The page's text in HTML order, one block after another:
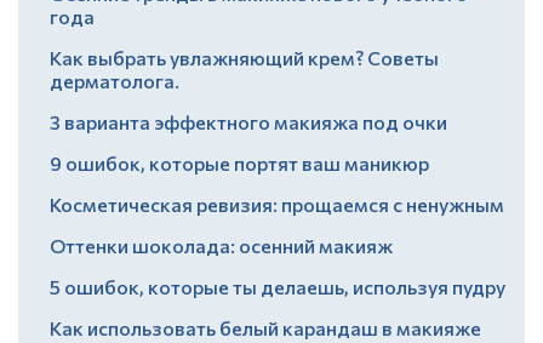
года
Как выбрать увлажняющий крем? Советы
дерматолога.
3 варианта эффектного макияжа под очки
9 ошибок, которые портят ваш маникюр
Косметическая ревизия: прощаемся с ненужным
Оттенки шоколада: осенний макияж
5 ошибок, которые ты делаешь, используя пудру
Как использовать белый карандаш в макияже